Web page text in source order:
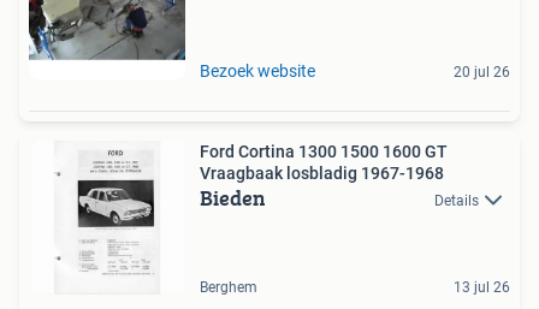
Bezoek website 20 jul 26
Ford Cortina 1300 1500 1600 GT
Vraagbaak losbladig 1967-1968
Bieden Details
Berghem 13 jul 26